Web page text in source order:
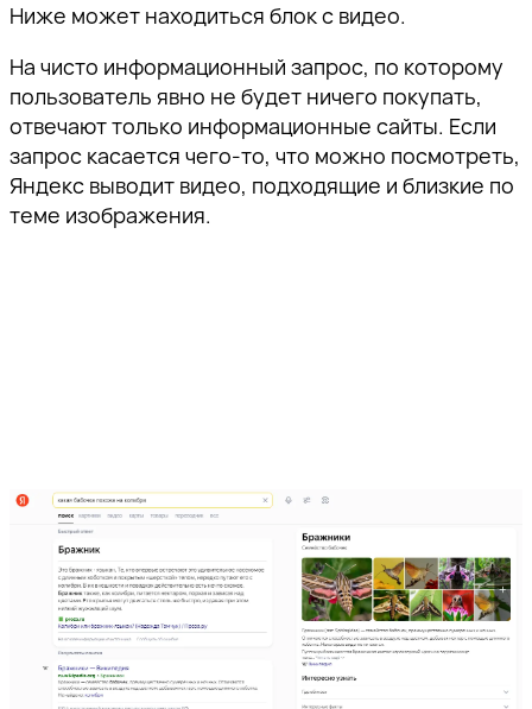
Ниже может находиться блок с видео.
На чисто информационный запрос, по которому
пользователь явно не будет ничего покупать,
отвечают только информационные сайты. Если
запрос касается чего-то, что можно посмотреть,
Яндекс выводит видео, подходящие и близкие по
теме изображения.